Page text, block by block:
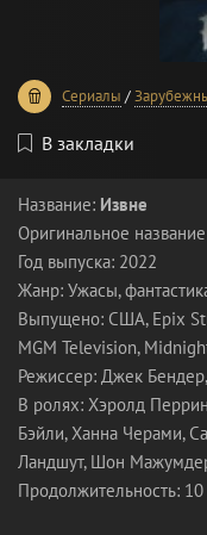
Сериалы /60
В закладки
Название: Извне
Оригинальное
Год выпуска: 2022
Жанр: Ужасы,
Выпущено: США, Epix
MGM Television,
Режиссер: Джек
В ролях: Хэролд
Бэйли, Ханна Черами,
Ландшут, Шон
Продолжительность: